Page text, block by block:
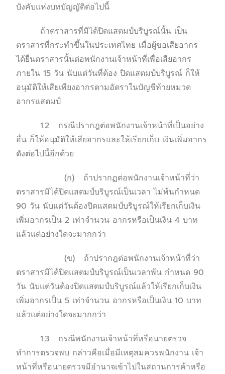
บังคับแห่งบทบัญญัติต่อไปนี้
ถ้าตราสารที่มิได้ปิดแสตมป์บริบูรณ์นั้น เป็น
ตราสารที่กระทำขึ้นในประเทศไทย เมื่อผู้ขอเสียอากร
ได้ยื่นตราสารนั้นต่อพนักงานเจ้าหน้าที่เพื่อเสียอากร
ภายใน 15 วัน นับแต่วันที่ต้อง ปิดแสตมป์บริบูรณ์ ก็ให้
อนุมัติให้เสียเพียงอากรตามอัตราในบัญชีท้ายหมวด
อากรแสตมป์
1.2 กรณีปรากฎต่อพนักงานเจ้าหน้าที่เป็นอย่าง
อื่น ก็ให้อนุมัติให้เสียอากรและให้เรียกเก็บ เงินเพิ่มอากร
ดังต่อไปนี้อีกด้วย
(ก) ถ้าปรากฏต่อพนักงานเจ้าหน้าที่ว่า
ตราสารมิได้ปิดแสตมป์บริบูรณ์เป็นเวลา ไม่พ้นกำหนด
90 วัน นับแต่วันต้องปิดแสตมป์บริบูรณ์ให้เรียกเก็บเงิน
เพิ่มอากรเป็น 2 เท่าจำนวน อากรหรือเป็นเงิน 4 บาท
แล้วแต่อย่างใดจะมากกว่า
(ข) ถ้าปรากฎต่อพนักงานเจ้าหน้าที่ว่า
ตราสารมิได้ปิดแสตมป์บริบูรณ์เป็นเวลาพ้น กำหนด 90
วัน นับแต่วันต้องปิดแสตมป์บริบูรณ์แล้วให้เรียกเก็บเงิน
เพิ่มอากรเป็น 5 เท่าจำนวน อากรหรือเป็นเงิน 10 บาท
แล้วแต่อย่างใดจะมากกว่า
1.3 กรณีพนักงานเจ้าหน้าที่หรือนายตรวจ
ทำการตรวจพบ กล่าวคือเมื่อมีเหตุสมควรพนักงาน เจ้า
หน้าที่หรือนายตรวจมีอำนาจเข้าไปในสถานการค้าหรือ